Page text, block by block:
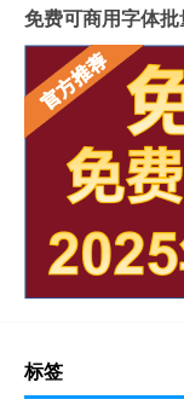
免费可商用字体
标签